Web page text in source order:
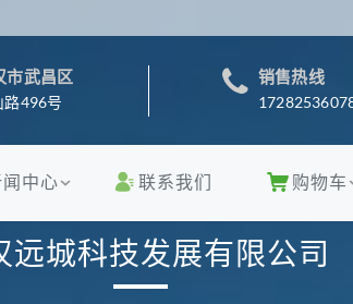
市武昌区
路496号
销售热线
中心 联系我们 购物车
远城科技发展有限公司